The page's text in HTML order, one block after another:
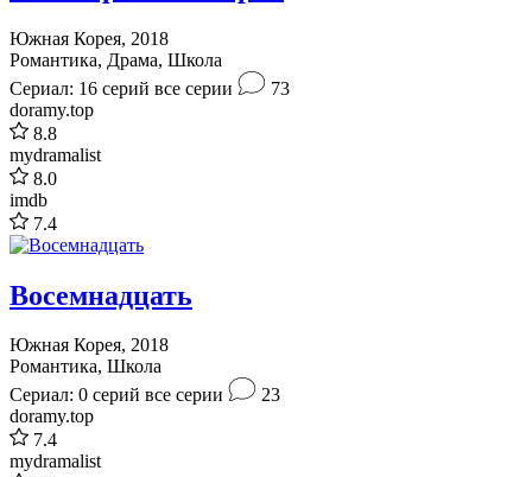
Южная Корея, 2018
Романтика, Драма, Школа
Сериал: 16 серий все серии
73
doramy.top
8.8
mydramalist
8.0
imdb
7.4
Восемнадцать
Южная Корея, 2018
Романтика, Школа
Сериал: 0 серий все серии
23
doramy.top
7.4
mydramalist